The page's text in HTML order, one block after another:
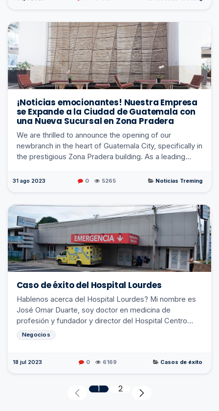
¡Noticias emocionantes! Nuestra Empresa
se Expande a la Ciudad de Guatemala con
una Nueva Sucursal en Zona Pradera
We are thrilled to announce the opening of our
newbranch in the heart of Guatemala City, specifically in
the prestigious Zona Pradera building. As a leading
31 ago 2023 0 5265 Noticias Treming
Caso de éxito del Hospital Lourdes
Hablenos acerca del Hospital Lourdes? Mi nombre es
José Omar Duarte, soy doctor en medicina de
profesión y fundador y director del Hospital Centro
Médico Lourdes. El Hospital Centro Médico Lourdes es
...
Negocios
18 jul 2023 0 6169 Casos de éxito
1 2